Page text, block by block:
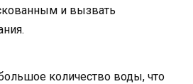
и вызвать
количество воды, что